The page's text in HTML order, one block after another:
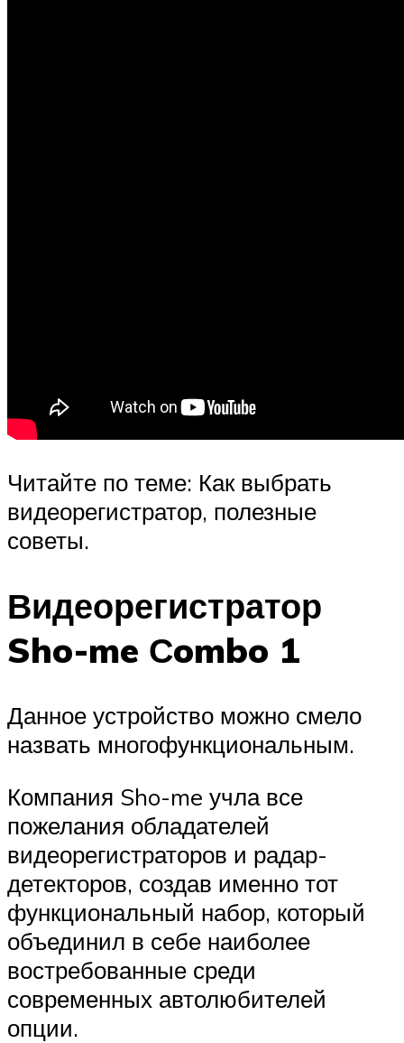
Читайте по теме: Как выбрать
видеорегистратор, полезные
советы.
Видеорегистратор
Sho-me Сombo 1
Данное устройство можно смело
назвать многофункциональным.
Компания Sho-me учла все
пожелания обладателей
видеорегистраторов и радар-
детекторов, создав именно тот
функциональный набор, который
объединил в себе наиболее
востребованные среди
современных автолюбителей
опции.